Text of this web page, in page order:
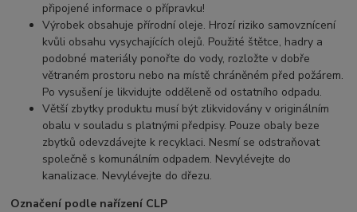
připojené informace o přípravku!
Výrobek obsahuje přírodní oleje. Hrozí riziko samovznícení
kvůli obsahu vysychajících olejů. Použité štětce, hadry a
podobné materiály ponořte do vody, rozložte v dobře
větraném prostoru nebo na místě chráněném před požárem.
Po vysušení je likvidujte odděleně od ostatního odpadu.
Větší zbytky produktu musí být zlikvidovány v originálním
obalu v souladu s platnými předpisy. Pouze obaly beze
zbytků odevzdávejte k recyklaci. Nesmí se odstraňovat
společně s komunálním odpadem. Nevylévejte do
kanalizace. Nevylévejte do dřezu.
Označení podle nařízení CLP